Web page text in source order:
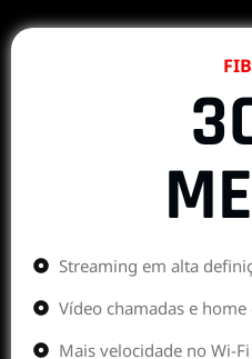
Streaming em alta
Vídeo chamadas e
Mais velocidade no Wi-Fi